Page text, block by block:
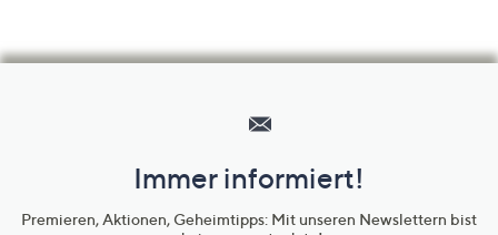
Unternehmensinformationen
Immer informiert!
Premieren, Aktionen, Geheimtipps: Mit unseren Newslettern bist